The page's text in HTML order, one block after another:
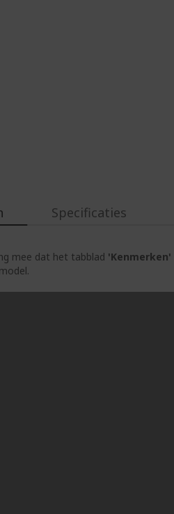
mee dat het tabblad 'Kenmerken'
Specificaties